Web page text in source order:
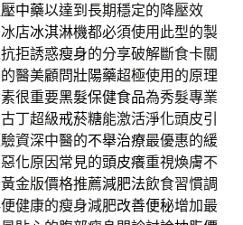
中藥以達到長期穩定的降壓效
店冰淇淋機都必須使用此型的製
拒誘惑瘦身的分享破解斷食卡關
醫美顧問壯陽藥超極使用的原理
很重要黑髮保健食品為秀髮專業
丁超級戒菸糖能激活淨化頭皮引
資深中醫的不舉治療最優惠的緩
化原因常見的頭皮癢重視煥膚不
金版價格推薦減肥法飲食習慣調
健康的瘦身減肥改善便秘增加最